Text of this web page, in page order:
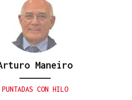
a Italia levantar los controles
adoptará medidas
Maneiro
PUNTADAS CON HILO